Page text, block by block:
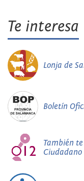
Te interesa
Lonja de
Boletín
También
Ciudadano